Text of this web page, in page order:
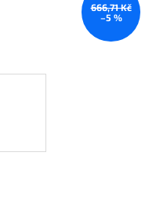
666,71 Kč
–5 %